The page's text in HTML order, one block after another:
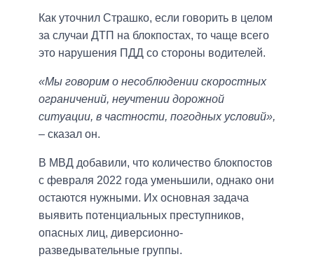
Как уточнил Страшко, если говорить в целом
за случаи ДТП на блокпостах, то чаще всего
это нарушения ПДД со стороны водителей.
«Мы говорим о несоблюдении скоростных
ограничений, неучтении дорожной
ситуации, в частности, погодных условий»,
– сказал он.
В МВД добавили, что количество блокпостов
с февраля 2022 года уменьшили, однако они
остаются нужными. Их основная задача
выявить потенциальных преступников,
опасных лиц, диверсионно-
разведывательные группы.